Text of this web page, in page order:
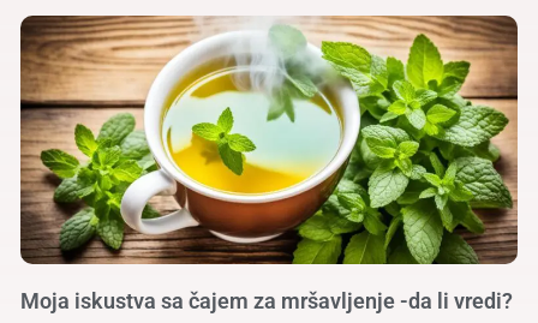
Moja iskustva sa čajem za mršavljenje -da li vredi?